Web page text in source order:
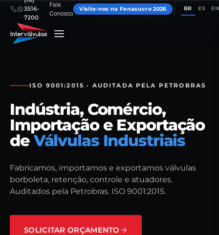
3516-
7200
Fale
Conosco
Visite-nos na Fenasucro 2026 BR ES
ISO 9001:2015 · AUDITADA PELA PETROBRAS
Indústria, Comércio,
Importação e Exportação
deVálvulas Industriais
Fabricamos, importamos e exportamos válvulas
borboleta, retenção, controle e atuadores.
Auditados pela Petrobras. ISO 9001:2015.
SOLICITAR ORÇAMENTO